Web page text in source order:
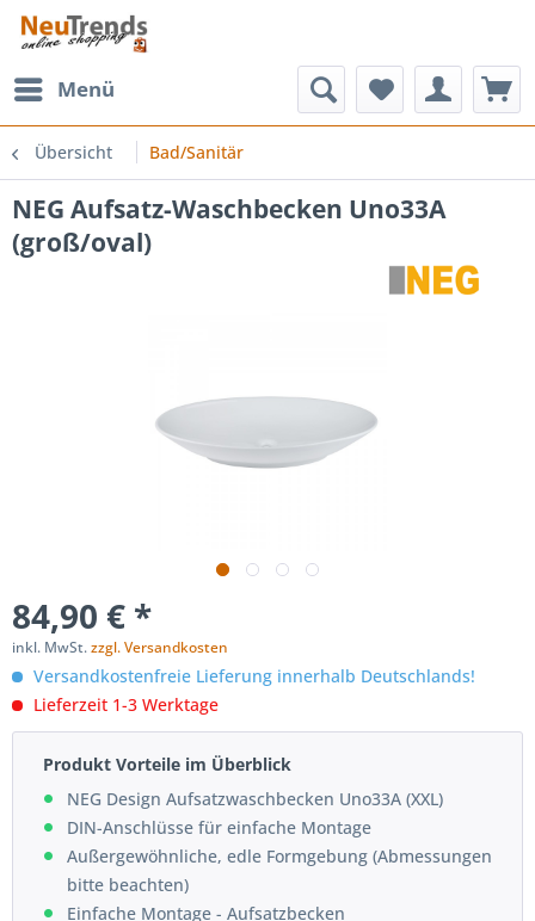
Menü
Übersicht Bad/Sanitär
NEG Aufsatz-Waschbecken Uno33A
(groß/oval)
84,90 € *
inkl. MwSt.zzgl. Versandkosten
Versandkostenfreie Lieferung innerhalb Deutschlands!
Lieferzeit 1-3 Werktage
Produkt Vorteile im Überblick
NEG Design Aufsatzwaschbecken Uno33A (XXL)
DIN-Anschlüsse für einfache Montage
Außergewöhnliche, edle Formgebung (Abmessungen
bitte beachten)
Einfache Montage - Aufsatzbecken